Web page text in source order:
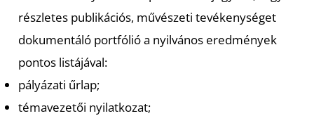
részletes publikációs, művészeti tevékenységet
dokumentáló portfólió a nyilvános eredmények
pontos listájával:
pályázati űrlap;
témavezetői nyilatkozat;